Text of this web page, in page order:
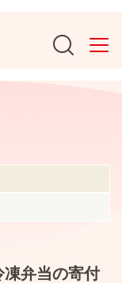
凍弁当の寄付